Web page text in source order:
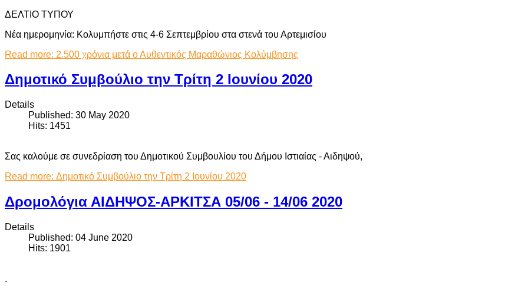
ΔΕΛΤΙΟ ΤΥΠΟΥ
Νέα ημερομηνία: Κολυμπήστε στις 4-6 Σεπτεμβρίου στα στενά του Αρτεμισίου
Read more: 2.500 χρόνια μετά ο Αυθεντικός Μαραθώνιος Κολύμβησης
Δημοτικό Συμβούλιο την Τρίτη 2 Ιουνίου 2020
Details
Published: 30 May 2020
Hits: 1451
Σας καλούμε σε συνεδρίαση του Δημοτικού Συμβουλίου του Δήμου Ιστιαίας - Αιδηψού,
Read more: Δημοτικό Συμβούλιο την Τρίτη 2 Ιουνίου 2020
Δρομολόγια ΑΙΔΗΨΟΣ-ΑΡΚΙΤΣΑ 05/06 - 14/06 2020
Details
Published: 04 June 2020
Hits: 1901
.